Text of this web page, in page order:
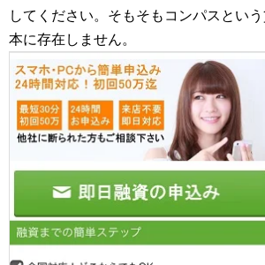
してください。そもそもコンパスとい
本に存在しません。